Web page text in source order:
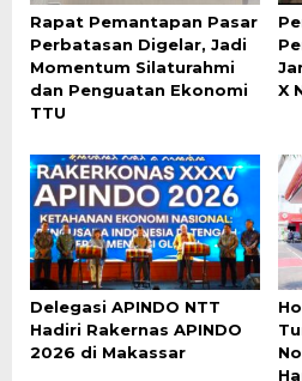
Rapat Pemantapan Pasar
Perbatasan Digelar, Jadi
Momentum Silaturahmi
dan Penguatan Ekonomi
TTU
X
Delegasi APINDO NTT
Hadiri Rakernas APINDO
2026 di Makassar